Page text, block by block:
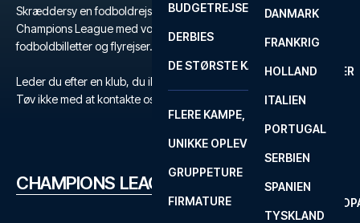
LONDON
MADRID
MANCHESTER
MILANO
ROM
SEVILLA
DANMARK
FRANKRIG
HOLLAND
ITALIEN
PORTUGAL
SERBIEN
SPANIEN
TYSKLAND
BUDGETREJSER
DERBIES
DE STØRSTE KAMPE
FLERE KAMPE, ÉN TUR
UNIKKE OPLEVELSER
GRUPPETURE
FIRMATURE
Skræddersy en fodboldrejse efter dine behov til en kamp i
Champions League med vores nøje udvalgte hoteller, officielle
fodboldbilletter og flyrejser.
Leder du efter en klub, du ikke kan finde?
Tøv ikke med at kontakte os
+45 72 10 83 03.
CHAMPIONS LEAGUE KAMPPROGRAM